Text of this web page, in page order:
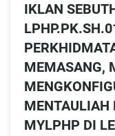
IKLAN
MEMASANG,
MENTAULIAH
MYLPHP DI